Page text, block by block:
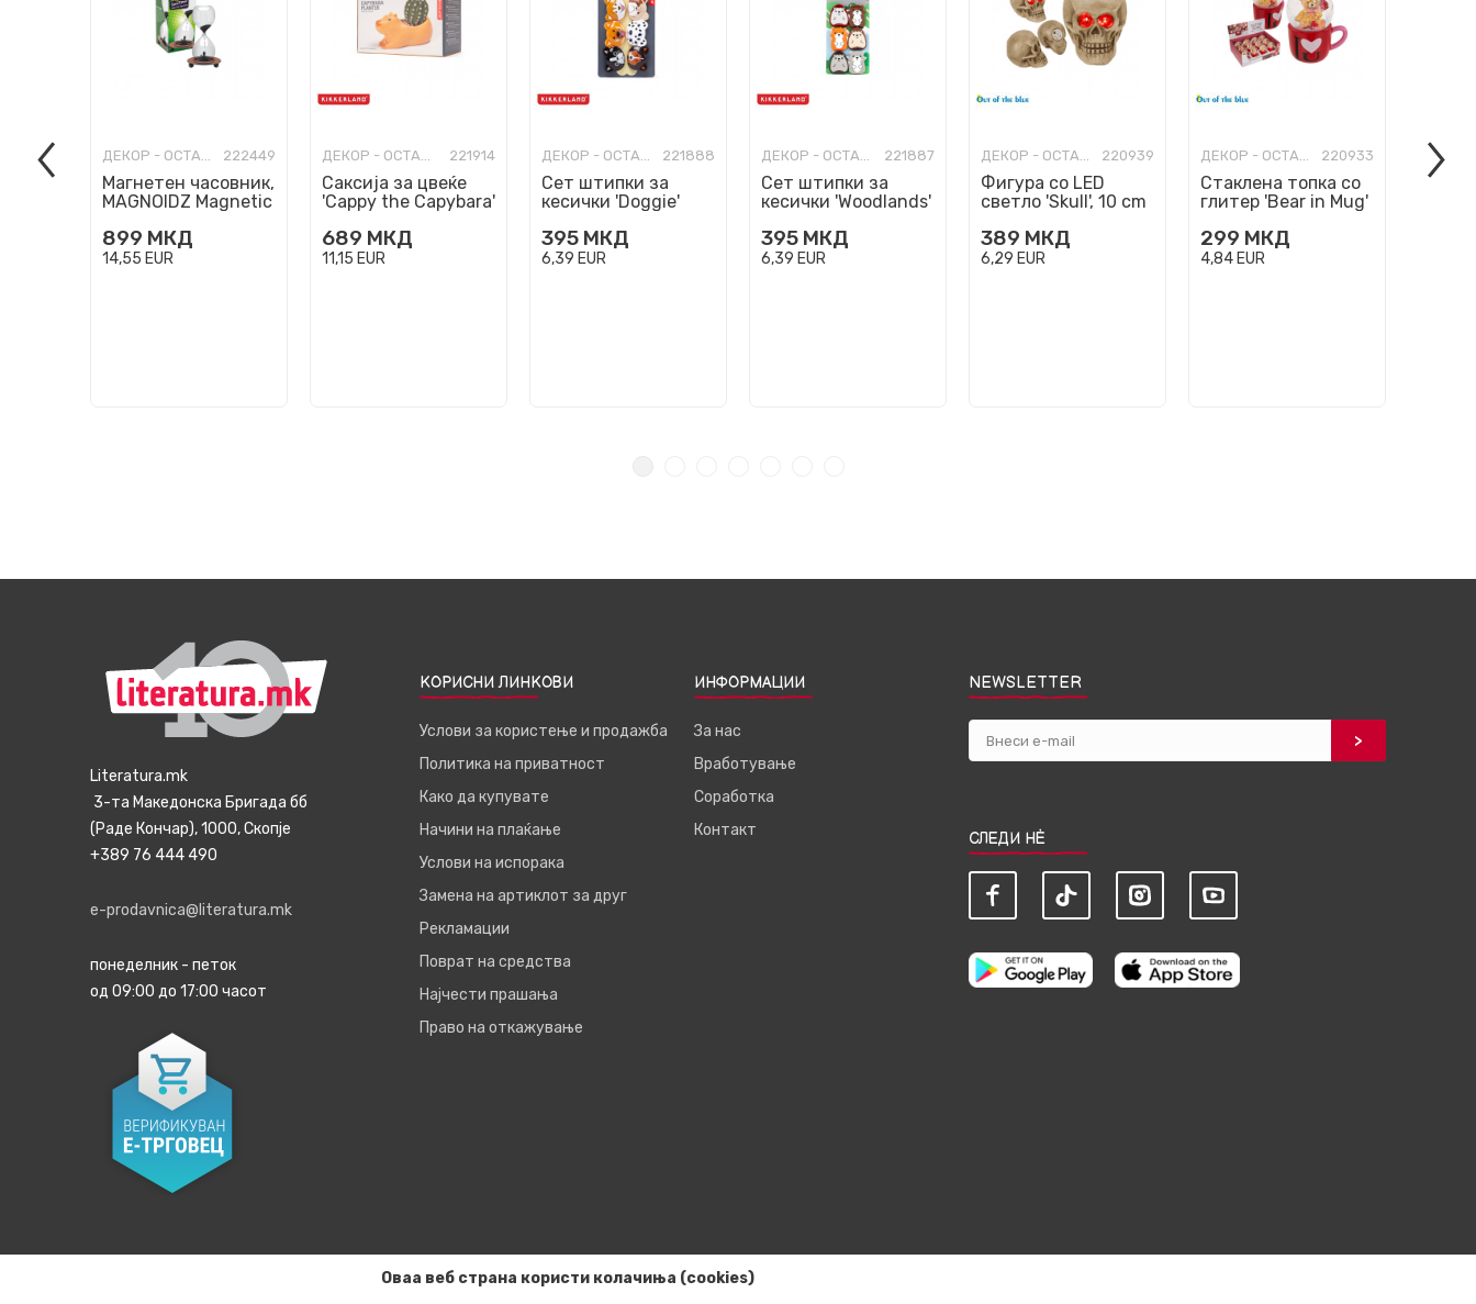
ДЕКОР - ОСТАНАТО 222449
Магнетен часовник,
MAGNOIDZ Magnetic
899 МКД
14,55 EUR
ДЕКОР - ОСТАНАТО 221914
Саксија за цвеќе
'Cappy the Capybara'
689 МКД
11,15 EUR
ДЕКОР - ОСТАНАТО 221888
Сет штипки за
кесички 'Doggie'
395 МКД
6,39 EUR
ДЕКОР - ОСТАНАТО 221887
Сет штипки за
кесички 'Woodlands'
395 МКД
6,39 EUR
ДЕКОР - ОСТАНАТО 220939
Фигура со LED
светло 'Skull', 10 cm
389 МКД
6,29 EUR
ДЕКОР - ОСТАНАТО 220933
Стаклена топка со
глитер 'Bear in Mug'
299 МКД
4,84 EUR
Literatura.mk
3-та Македонска Бригада бб
(Раде Кончар), 1000, Скопје
+389 76 444 490
e-prodavnica@literatura.mk
понеделник - петок
од 09:00 до 17:00 часот
КОРИСНИ ЛИНКОВИ
Услови за користење и продажба
Политика на приватност
Како да купувате
Начини на плаќање
Услови на испорака
Замена на артиклот за друг
Рекламации
Поврат на средства
Најчести прашања
Право на откажување
ИНФОРМАЦИИ
За нас
Вработување
Соработка
Контакт
NEWSLETTER
СЛЕДИ НЀ
Оваа веб страна користи колачиња (cookies)